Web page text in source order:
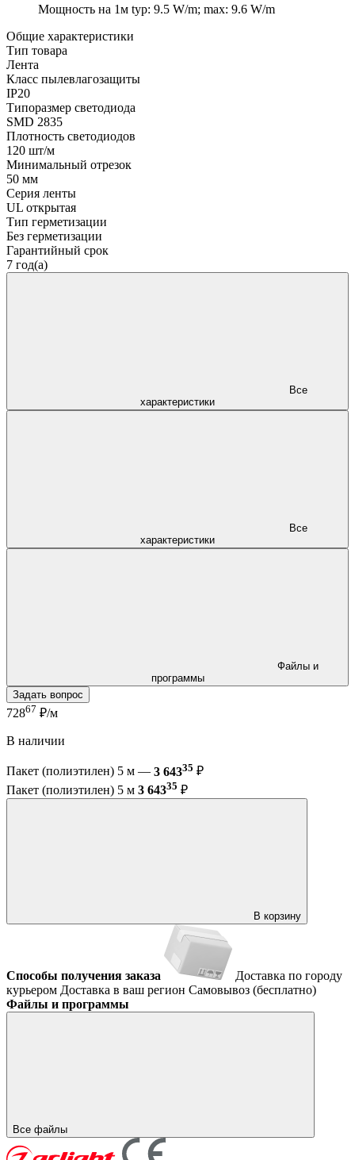
Мощность на 1м typ: 9.5 W/m; max: 9.6 W/m
Общие характеристики
Тип товара
Лента
Класс пылевлагозащиты
IP20
Типоразмер светодиода
SMD 2835
Плотность светодиодов
120 шт/м
Минимальный отрезок
50 мм
Серия ленты
UL открытая
Тип герметизации
Без герметизации
Гарантийный срок
7 год(а)
характеристики
характеристики
программы
Задать вопрос
72867 ₽/м
В наличии
Пакет (полиэтилен) 5 м — 3 64335 ₽
Пакет (полиэтилен) 5 м 3 64335 ₽
В корзину
Способы получения заказа
Доставка по городу
курьером Доставка в ваш регион Самовывоз (бесплатно)
Файлы и программы
Все файлы